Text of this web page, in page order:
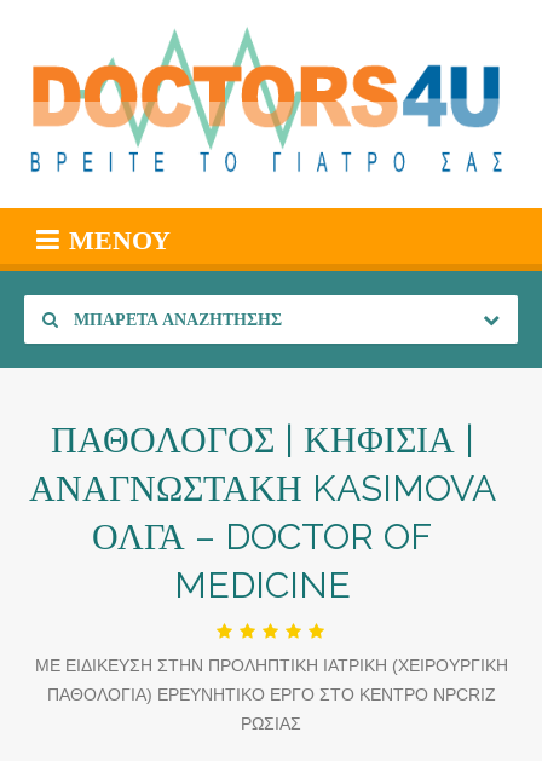
ΜΕΝΟΎ
ΜΠΑΡΈΤΑ ΑΝΑΖΉΤΗΣΗΣ
ΠΑΘΟΛΟΓΟΣ | ΚΗΦΙΣΙΑ |
ΑΝΑΓΝΩΣΤΑΚΗ KASIMOVA
ΟΛΓΑ – DOCTOR OF
MEDICINE
ΜΕ ΕΙΔΙΚΕΥΣΗ ΣΤΗΝ ΠΡΟΛΗΠΤΙΚΗ ΙΑΤΡΙΚΗ (ΧΕΙΡΟΥΡΓΙΚΗ
ΠΑΘΟΛΟΓΙΑ) ΕΡΕΥΝΗΤΙΚΟ ΕΡΓΟ ΣΤΟ ΚΕΝΤΡΟ NPCRIZ
ΡΩΣΙΑΣ